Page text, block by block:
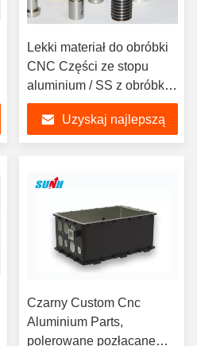
Lekki materiał do obróbki
CNC Części ze stopu
aluminium / SS z obróbką
powierzchni
Uzyskaj najlepszą
Czarny Custom Cnc
Aluminium Parts,
polerowane pozłacane